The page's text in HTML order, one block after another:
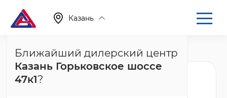
Казань
Ближайший дилерский центр
Казань Горьковское шоссе
47к1?
Главная Каталог Новые автомобили Arrizo 8
Chery Arrizo 8 Ультра